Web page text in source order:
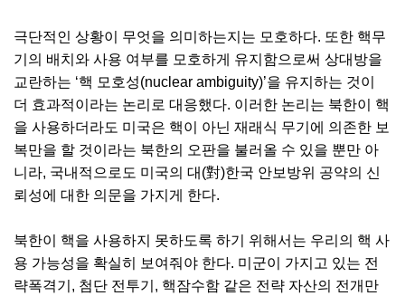
극단적인 상황이 무엇을 의미하는지는 모호하다. 또한 핵무
기의 배치와 사용 여부를 모호하게 유지함으로써 상대방을
교란하는 ‘핵 모호성(nuclear ambiguity)’을 유지하는 것이
더 효과적이라는 논리로 대응했다. 이러한 논리는 북한이 핵
을 사용하더라도 미국은 핵이 아닌 재래식 무기에 의존한 보
복만을 할 것이라는 북한의 오판을 불러올 수 있을 뿐만 아
니라, 국내적으로도 미국의 대(對)한국 안보방위 공약의 신
뢰성에 대한 의문을 가지게 한다.
북한이 핵을 사용하지 못하도록 하기 위해서는 우리의 핵 사
용 가능성을 확실히 보여줘야 한다. 미군이 가지고 있는 전
략폭격기, 첨단 전투기, 핵잠수함 같은 전략 자산의 전개만